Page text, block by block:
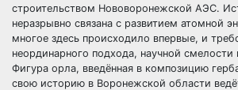
строительством Нововоронежской АЭС.
неразрывно связана с развитием атомной
многое здесь происходило впервые, и
неординарного подхода, научной смелости
Фигура орла, введённая в композицию
свою историю в Воронежской области